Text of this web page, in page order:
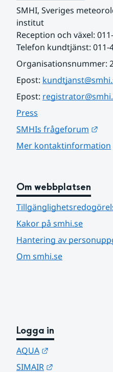
SMHI, Sveriges
institut
Reception och växel:
Telefon kundtjänst: 011-
Organisationsnummer:
Epost:
Epost:
Press
SMHIs frågeforum
Mer kontaktinformation
Om webbplatsen
Kakor på smhi.se
Hantering av
Om smhi.se
Logga in
AQUA
SIMAIR